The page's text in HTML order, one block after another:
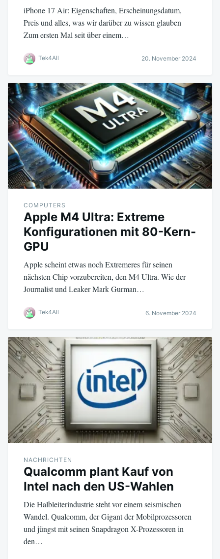
iPhone 17 Air: Eigenschaften, Erscheinungsdatum,
Preis und alles, was wir darüber zu wissen glauben
Zum ersten Mal seit über einem…
Tek4All 20. November 2024
COMPUTERS
Apple M4 Ultra: Extreme
Konfigurationen mit 80-Kern-
GPU
Apple scheint etwas noch Extremeres für seinen
nächsten Chip vorzubereiten, den M4 Ultra. Wie der
Journalist und Leaker Mark Gurman…
Tek4All 6. November 2024
NACHRICHTEN
Qualcomm plant Kauf von
Intel nach den US-Wahlen
Die Halbleiterindustrie steht vor einem seismischen
Wandel. Qualcomm, der Gigant der Mobilprozessoren
und jüngst mit seinen Snapdragon X-Prozessoren in
den…